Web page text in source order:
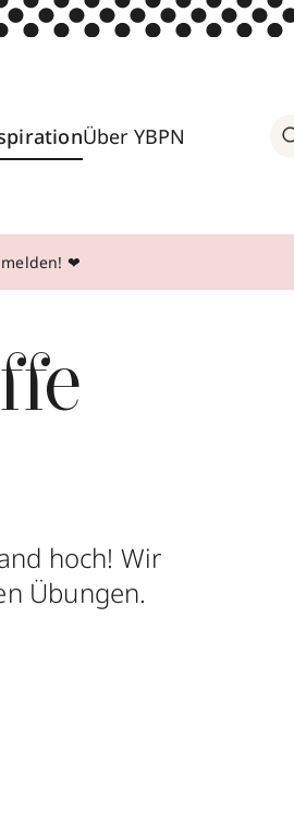
Über YBPN
❤
hoch! Wir
Übungen.